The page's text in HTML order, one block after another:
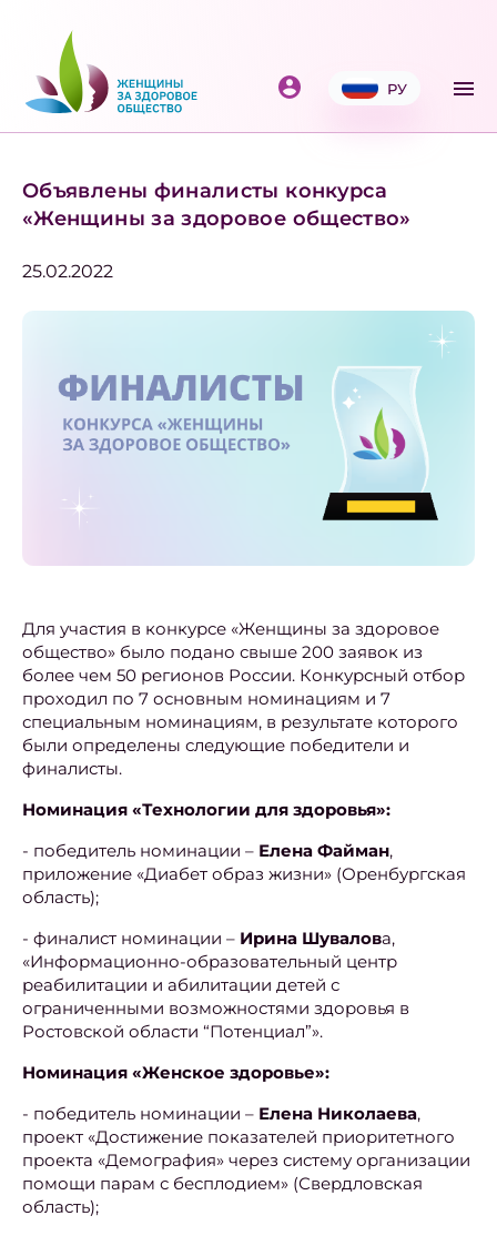
РУ
25.02.2022
Объявлены финалисты конкурса
«Женщины за здоровое общество»
Для участия в конкурсе «Женщины за здоровое
общество» было подано свыше 200 заявок из
более чем 50 регионов России. Конкурсный отбор
проходил по 7 основным номинациям и 7
специальным номинациям, в результате которого
были определены следующие победители и
финалисты.
Номинация «Технологии для здоровья»:
- победитель номинации – Елена Файман,
приложение «Диабет образ жизни» (Оренбургская
область);
- финалист номинации – Ирина Шувалова,
«Информационно-образовательный центр
реабилитации и абилитации детей с
ограниченными возможностями здоровья в
Ростовской области “Потенциал”».
Номинация «Женское здоровье»:
- победитель номинации – Елена Николаева,
проект «Достижение показателей приоритетного
проекта «Демография» через систему организации
помощи парам с бесплодием» (Свердловская
область);